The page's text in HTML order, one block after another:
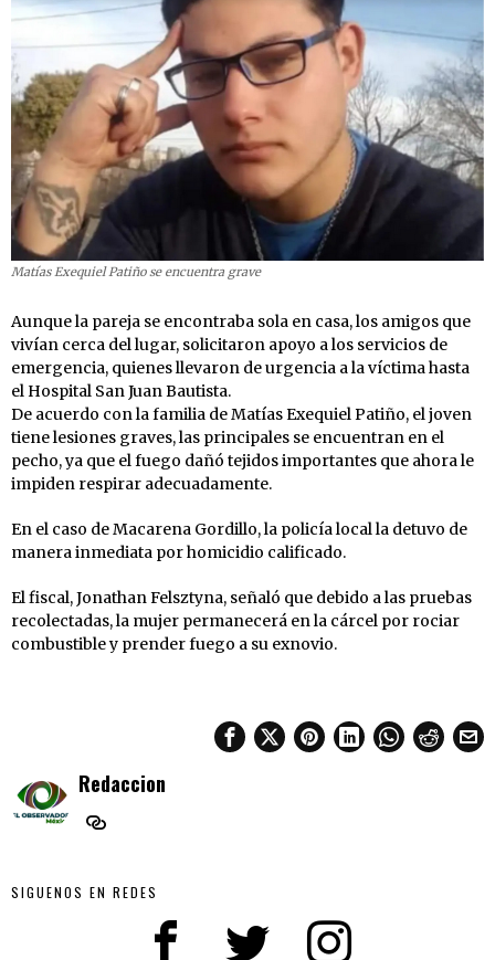
Matías Exequiel Patiño se encuentra grave
Aunque la pareja se encontraba sola en casa, los amigos que
vivían cerca del lugar, solicitaron apoyo a los servicios de
emergencia, quienes llevaron de urgencia a la víctima hasta
el Hospital San Juan Bautista.
De acuerdo con la familia de Matías Exequiel Patiño, el joven
tiene lesiones graves, las principales se encuentran en el
pecho, ya que el fuego dañó tejidos importantes que ahora le
impiden respirar adecuadamente.
En el caso de Macarena Gordillo, la policía local la detuvo de
manera inmediata por homicidio calificado.
El fiscal, Jonathan Felsztyna, señaló que debido a las pruebas
recolectadas, la mujer permanecerá en la cárcel por rociar
combustible y prender fuego a su exnovio.
Redaccion
SIGUENOS EN REDES